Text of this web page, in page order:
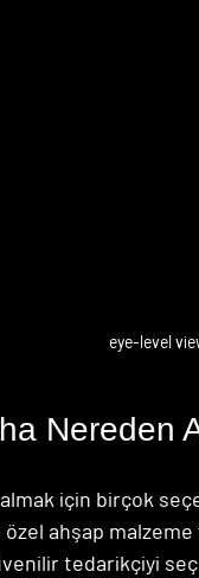
eye-level
Nereden
almak için birçok
özel ahşap
tedarikçiyi